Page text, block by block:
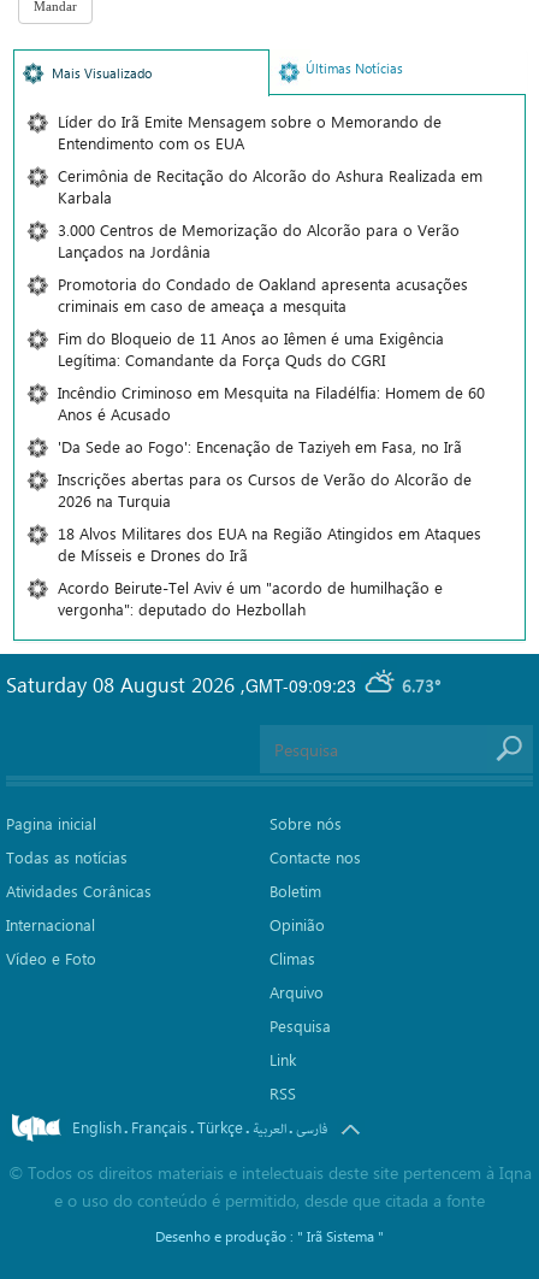
Mais Visualizado Últimas Notícias
Líder do Irã Emite Mensagem sobre o Memorando de
Entendimento com os EUA
Cerimônia de Recitação do Alcorão do Ashura Realizada em
Karbala
3.000 Centros de Memorização do Alcorão para o Verão
Lançados na Jordânia
Promotoria do Condado de Oakland apresenta acusações
criminais em caso de ameaça a mesquita
Fim do Bloqueio de 11 Anos ao Iêmen é uma Exigência
Legítima: Comandante da Força Quds do CGRI
Incêndio Criminoso em Mesquita na Filadélfia: Homem de 60
Anos é Acusado
'Da Sede ao Fogo': Encenação de Taziyeh em Fasa, no Irã
Inscrições abertas para os Cursos de Verão do Alcorão de
2026 na Turquia
18 Alvos Militares dos EUA na Região Atingidos em Ataques
de Mísseis e Drones do Irã
Acordo Beirute-Tel Aviv é um "acordo de humilhação e
vergonha": deputado do Hezbollah
GMT-09:09:23 6.73°
Saturday 08 August 2026 ,
Pagina inicial
Todas as notícias
Atividades Corânicas
Internacional
Vídeo e Foto
Sobre nós
Contacte nos
Boletim
Opinião
Climas
Arquivo
Pesquisa
Link
RSS
English. Français.Türkçe. العربیة.فارسی
© Todos os direitos materiais e intelectuais deste site pertencem à Iqna
e o uso do conteúdo é permitido, desde que citada a fonte
Desenho e produção : " Irã Sistema "